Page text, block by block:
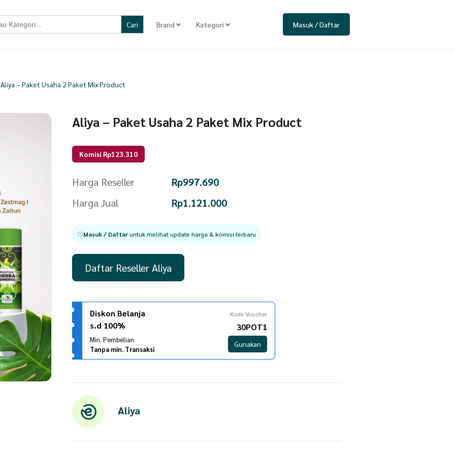
Brand Kategori Masuk / Daftar
Aliya – Paket Usaha 2 Paket Mix Product
Aliya – Paket Usaha 2 Paket Mix Product
Komisi Rp123.310
Harga Reseller Rp997.690
Harga Jual
Rp1.121.000
Masuk / Daftaruntuk melihat update harga & komisi terbaru
Daftar Reseller Aliya
Diskon Belanja
s.d 100%
Min. Pembelian
Tanpa min. Transaksi
Kode Voucher
30POT1
Gunakan
Aliya